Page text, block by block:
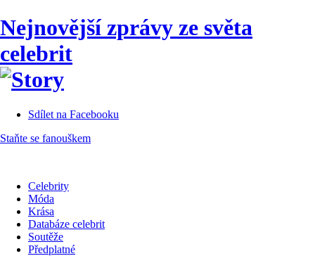
Nejnovější zprávy ze světa
celebrit
Sdílet na Facebooku
Staňte se fanouškem
Celebrity
Móda
Krása
Databáze celebrit
Soutěže
Předplatné